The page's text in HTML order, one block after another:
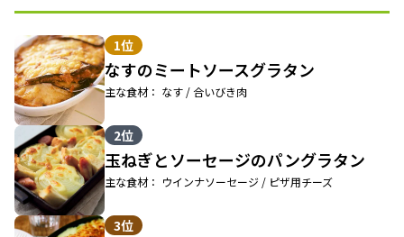
1位
なすのミートソースグラタン
主な食材： なす / 合いびき肉
2位
玉ねぎとソーセージのパングラタン
主な食材： ウインナソーセージ / ピザ用チーズ
3位